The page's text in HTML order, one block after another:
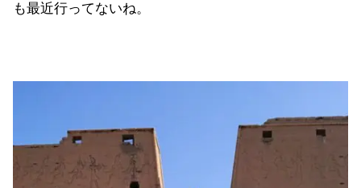
も最近行ってないね。